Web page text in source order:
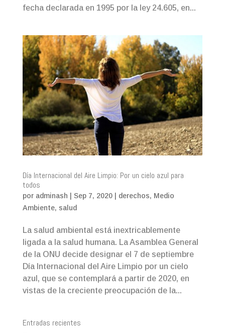
fecha declarada en 1995 por la ley 24.605, en...
Día Internacional del Aire Limpio: Por un cielo azul para
todos
por adminash | Sep 7, 2020| derechos, Medio
Ambiente, salud
La salud ambiental está inextricablemente
ligada a la salud humana. La Asamblea General
de la ONU decide designar el 7 de septiembre
Día Internacional del Aire Limpio por un cielo
azul, que se contemplará a partir de 2020, en
vistas de la creciente preocupación de la...
Entradas recientes